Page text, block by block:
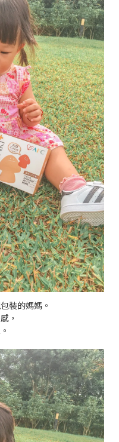
裝的媽媽。
，